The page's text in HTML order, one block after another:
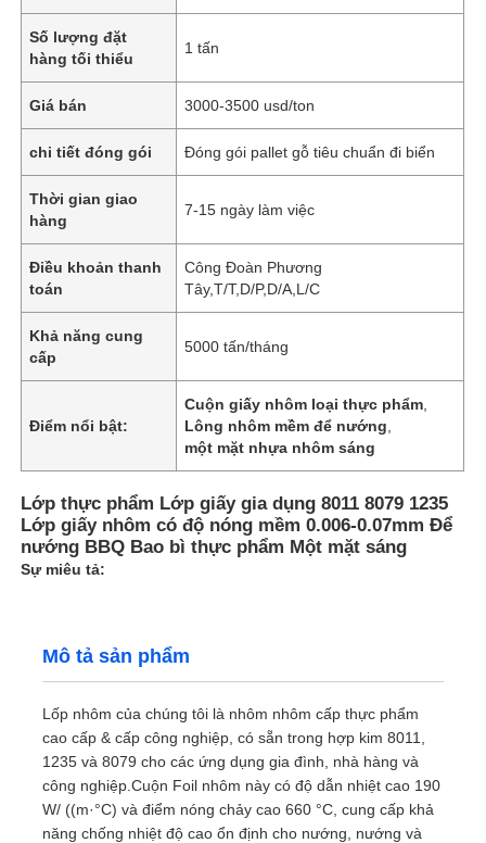
Số lượng đặt
hàng tối thiểu
1 tấn
Giá bán 3000-3500 usd/ton
chi tiết đóng gói Đóng gói pallet gỗ tiêu chuẩn đi biển
Thời gian giao
hàng
7-15 ngày làm việc
Điều khoản thanh
toán
Công Đoàn Phương
Tây,T/T,D/P,D/A,L/C
Khả năng cung
cấp
5000 tấn/tháng
Điểm nổi bật:
Cuộn giấy nhôm loại thực phẩm
Lông nhôm mềm để nướng
một mặt nhựa nhôm sáng
Lớp thực phẩm Lớp giấy gia dụng 8011 8079 1235
Lớp giấy nhôm có độ nóng mềm 0.006-0.07mm Để
nướng BBQ Bao bì thực phẩm Một mặt sáng
Sự miêu tả:
Mô tả sản phẩm
Lốp nhôm của chúng tôi là nhôm nhôm cấp thực phẩm
cao cấp & cấp công nghiệp, có sẵn trong hợp kim 8011,
1235 và 8079 cho các ứng dụng gia đình, nhà hàng và
công nghiệp.Cuộn Foil nhôm này có độ dẫn nhiệt cao 190
W/ ((m·°C) và điểm nóng chảy cao 660 °C, cung cấp khả
năng chống nhiệt độ cao ổn định cho nướng, nướng và